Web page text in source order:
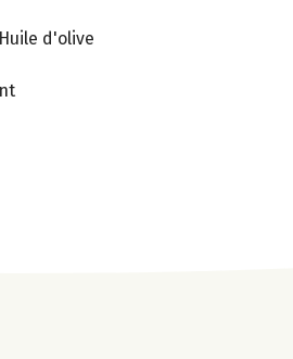
d'olive